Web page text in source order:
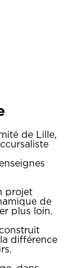
de Lille,
projet
de
plus loin.
différence